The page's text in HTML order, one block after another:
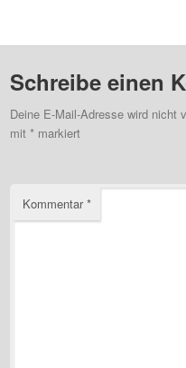
Schreibe einen
Deine E-Mail-Adresse wird nicht
mit *markiert
Kommentar*